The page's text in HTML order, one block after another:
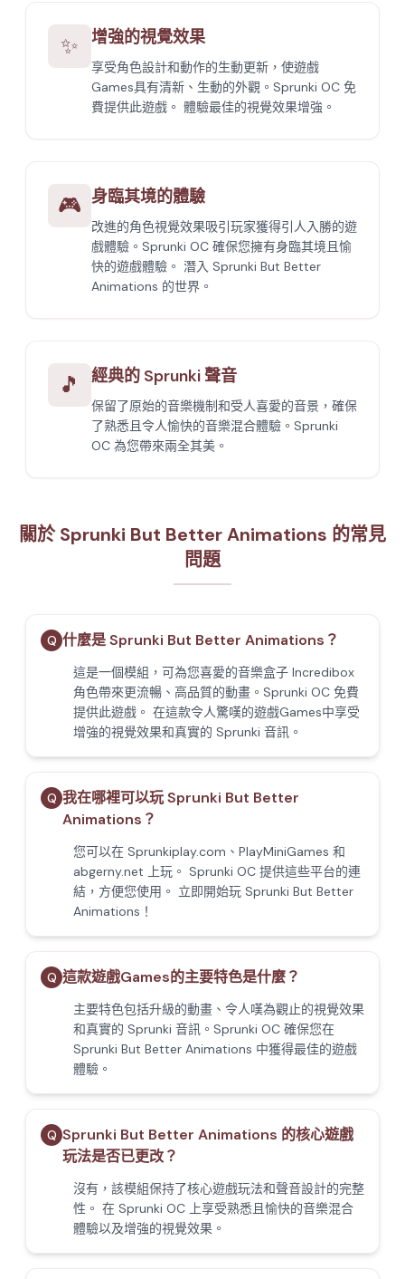
✨ 增強的視覺效果
享受角色設計和動作的生動更新，使遊戲
Games具有清新、生動的外觀。Sprunki OC 免
費提供此遊戲。 體驗最佳的視覺效果增強。
🎮 身臨其境的體驗
改進的角色視覺效果吸引玩家獲得引人入勝的遊
戲體驗。Sprunki OC 確保您擁有身臨其境且愉
快的遊戲體驗。 潛入 Sprunki But Better
Animations 的世界。
🎵 經典的 Sprunki 聲音
保留了原始的音樂機制和受人喜愛的音景，確保
了熟悉且令人愉快的音樂混合體驗。Sprunki
OC 為您帶來兩全其美。
關於 Sprunki But Better Animations 的常見
問題
Q 什麼是 Sprunki But Better Animations？
這是一個模組，可為您喜愛的音樂盒子 Incredibox
角色帶來更流暢、高品質的動畫。Sprunki OC 免費
提供此遊戲。 在這款令人驚嘆的遊戲Games中享受
增強的視覺效果和真實的 Sprunki 音訊。
Q 我在哪裡可以玩 Sprunki But Better
Animations？
您可以在 Sprunkiplay.com、PlayMiniGames 和
abgerny.net 上玩。 Sprunki OC 提供這些平台的連
結，方便您使用。 立即開始玩 Sprunki But Better
Animations！
Q 這款遊戲Games的主要特色是什麼？
主要特色包括升級的動畫、令人嘆為觀止的視覺效果
和真實的 Sprunki 音訊。Sprunki OC 確保您在
Sprunki But Better Animations 中獲得最佳的遊戲
體驗。
Q Sprunki But Better Animations 的核心遊戲
玩法是否已更改？
沒有，該模組保持了核心遊戲玩法和聲音設計的完整
性。 在 Sprunki OC 上享受熟悉且愉快的音樂混合
體驗以及增強的視覺效果。